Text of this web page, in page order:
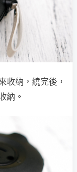
收納，繞完後，
納。